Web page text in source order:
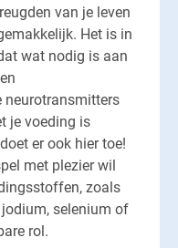
van je leven
Het is in
wat nodig is aan
en
neurotransmitters
je voeding is
er ook hier toe!
met plezier wil
zoals
jodium, selenium of
rol.